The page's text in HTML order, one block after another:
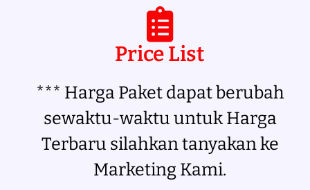
Price List
*** Harga Paket dapat berubah
sewaktu-waktu untuk Harga
Terbaru silahkan tanyakan ke
Marketing Kami.